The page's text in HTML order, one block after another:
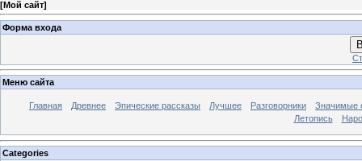
[Мой сайт]
Форма входа
Меню сайта
Главная Древнее Эпические рассказы Лучшее Разговорники
Значимые
Летопись
Categories